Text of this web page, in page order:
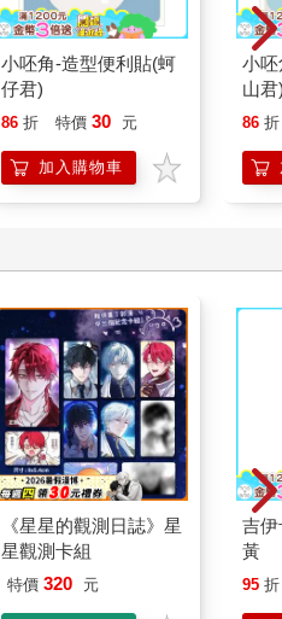
小呸角-造型便利貼(蚵
仔君)
86 折 特價 30 元
加入購物車
小
山君
86 折
《星星的觀測日誌》星
星觀測卡組
特價 320 元
吉
黃
95 折